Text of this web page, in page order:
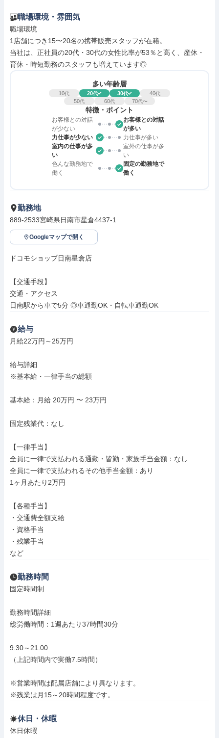
職場環境・雰囲気
職場環境
1店舗につき15〜20名の携帯販売スタッフが在籍。
当社は、正社員の20代・30代の女性比率が53％と高く、産休・
育休・時短勤務のスタッフも増えています◎
多い年齢層
10代 20代 30代 40代
50代 60代 70代〜
特徴・ポイント
お客様との対話
が少ない
お客様との対話
が多い
力仕事が少ない
力仕事が多い
室内の仕事が多
い
室外の仕事が多
い
色んな勤務地で
働く
固定の勤務地で
働く
勤務地
889-2533宮崎県日南市星倉4437-1
Googleマップで開く
ドコモショップ日南星倉店
【交通手段】
交通・アクセス
日南駅から車で5分 ◎車通勤OK・自転車通勤OK
給与
月給22万円～25万円
給与詳細
※基本給・一律手当の総額
基本給：月給 20万円 〜 23万円
固定残業代：なし
【一律手当】
全員に一律で支払われる通勤・皆勤・家族手当金額：なし
全員に一律で支払われるその他手当金額：あり
1ヶ月あたり2万円
【各種手当】
・交通費全額支給
・資格手当
・残業手当
など
勤務時間
固定時間制
勤務時間詳細
総労働時間：1週あたり37時間30分
9:30～21:00
（上記時間内で実働7.5時間）
※営業時間は配属店舗により異なります。
※残業は月15～20時間程度です。
休日・休暇
休日休暇